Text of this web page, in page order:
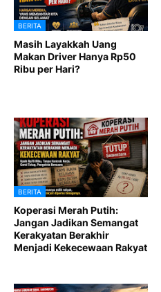
BERITA
Masih Layakkah Uang
Makan Driver Hanya Rp50
Ribu per Hari?
BERITA
Koperasi Merah Putih:
Jangan Jadikan Semangat
Kerakyatan Berakhir
Menjadi Kekecewaan Rakyat